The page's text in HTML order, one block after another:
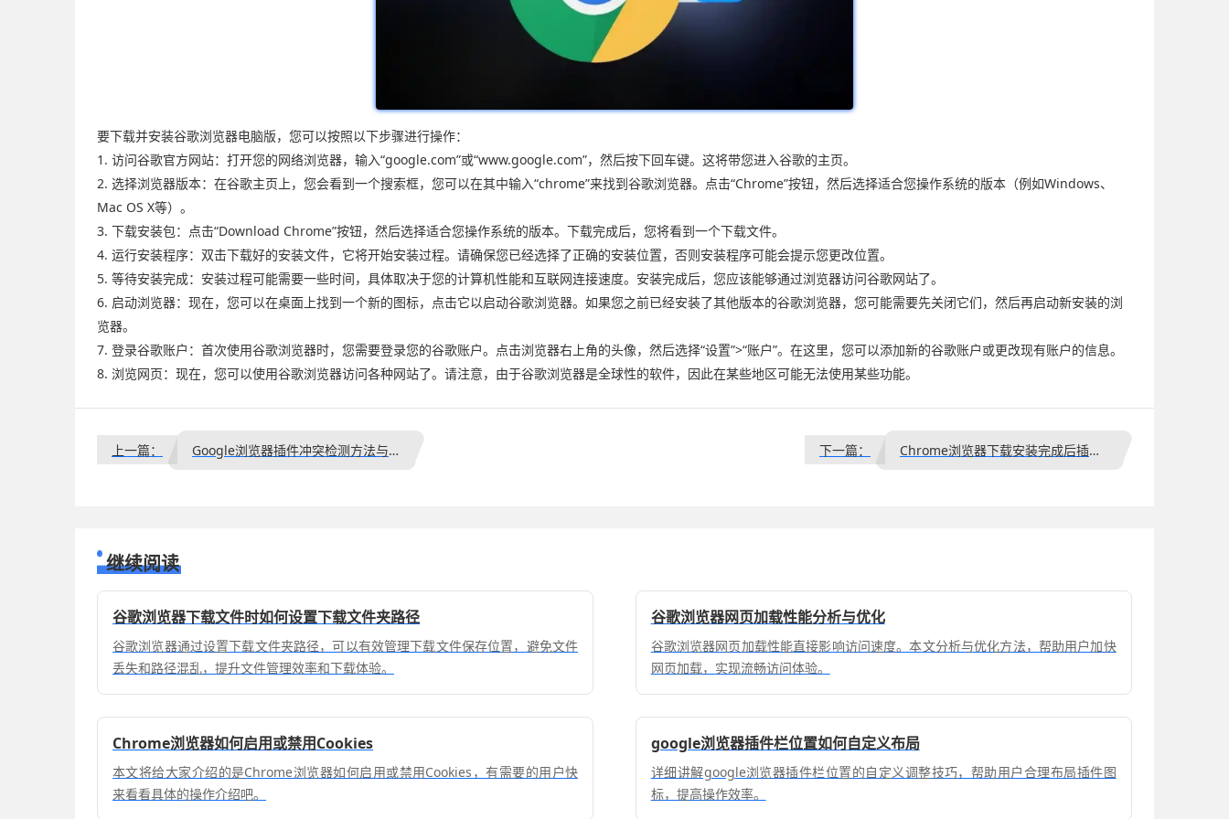
要下载并安装谷歌浏览器电脑版，您可以按照以下步骤进行操作：
1. 访问谷歌官方网站：打开您的网络浏览器，输入“google.com”或“www.google.com”，然后按下回车键。这将带您进入谷歌的主页。
2. 选择浏览器版本：在谷歌主页上，您会看到一个搜索框，您可以在其中输入“chrome”来找到谷歌浏览器。点击“Chrome”按钮，然后选择适合您操作系统的版本（例如Windows、
Mac OS X等）。
3. 下载安装包：点击“Download Chrome”按钮，然后选择适合您操作系统的版本。下载完成后，您将看到一个下载文件。
4. 运行安装程序：双击下载好的安装文件，它将开始安装过程。请确保您已经选择了正确的安装位置，否则安装程序可能会提示您更改位置。
5. 等待安装完成：安装过程可能需要一些时间，具体取决于您的计算机性能和互联网连接速度。安装完成后，您应该能够通过浏览器访问谷歌网站了。
6. 启动浏览器：现在，您可以在桌面上找到一个新的图标，点击它以启动谷歌浏览器。如果您之前已经安装了其他版本的谷歌浏览器，您可能需要先关闭它们，然后再启动新安装的浏
览器。
7. 登录谷歌账户：首次使用谷歌浏览器时，您需要登录您的谷歌账户。点击浏览器右上角的头像，然后选择“设置”>“账户”。在这里，您可以添加新的谷歌账户或更改现有账户的信息。
8. 浏览网页：现在，您可以使用谷歌浏览器访问各种网站了。请注意，由于谷歌浏览器是全球性的软件，因此在某些地区可能无法使用某些功能。
上一篇： Google浏览器插件冲突检测方法与处理建议 下一篇： Chrome浏览器下载安装完成后插件安装与管理优化
继续阅读
谷歌浏览器下载文件时如何设置下载文件夹路径
谷歌浏览器通过设置下载文件夹路径，可以有效管理下载文件保存位置，避免文件
丢失和路径混乱，提升文件管理效率和下载体验。
谷歌浏览器网页加载性能分析与优化
谷歌浏览器网页加载性能直接影响访问速度。本文分析与优化方法，帮助用户加快
网页加载，实现流畅访问体验。
Chrome浏览器如何启用或禁用Cookies
本文将给大家介绍的是Chrome浏览器如何启用或禁用Cookies，有需要的用户快
来看看具体的操作介绍吧。
google浏览器插件栏位置如何自定义布局
详细讲解google浏览器插件栏位置的自定义调整技巧，帮助用户合理布局插件图
标，提高操作效率。